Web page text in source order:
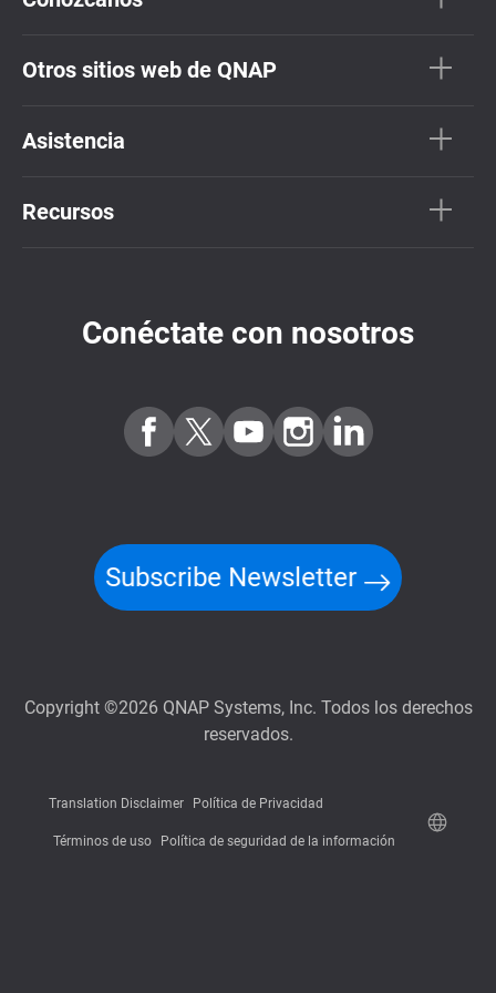
Otros sitios web de QNAP
Asistencia
Recursos
Conéctate con nosotros
Subscribe Newsletter
Copyright ©2026 QNAP Systems, Inc. Todos los derechos
reservados.
Translation Disclaimer Política de Privacidad
Términos de uso Política de seguridad de la información